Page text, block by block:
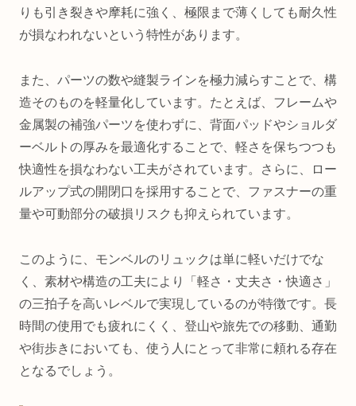
りも引き裂きや摩耗に強く、極限まで薄くしても耐久性
が損なわれないという特性があります。
また、パーツの数や縫製ラインを極力減らすことで、構
造そのものを軽量化しています。たとえば、フレームや
金属製の補強パーツを使わずに、背面パッドやショルダ
ーベルトの厚みを最適化することで、軽さを保ちつつも
快適性を損なわない工夫がされています。さらに、ロー
ルアップ式の開閉口を採用することで、ファスナーの重
量や可動部分の破損リスクも抑えられています。
このように、モンベルのリュックは単に軽いだけでな
く、素材や構造の工夫により「軽さ・丈夫さ・快適さ」
の三拍子を高いレベルで実現しているのが特徴です。長
時間の使用でも疲れにくく、登山や旅先での移動、通勤
や街歩きにおいても、使う人にとって非常に頼れる存在
となるでしょう。